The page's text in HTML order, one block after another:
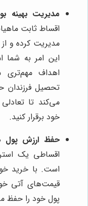
مدیریت بهینه
اقساط ثابت
مدیریت کرده و از
این امر به شما
اهداف مهم‌تری
تحصیل فرزندان
می‌کند تا
خود برقرار کنید.
حفظ ارزش پول
اقساطی یک
است. با خرید
قیمت‌های آتی
پول خود را حفظ